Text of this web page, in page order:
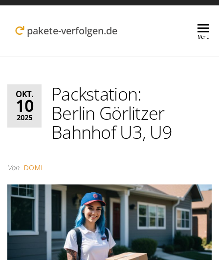
Zum
Inhalt pakete-verfolgen.de Menü
OKT.
10
2025
Packstation:
Berlin Görlitzer
Bahnhof U3, U9
Von DOMI